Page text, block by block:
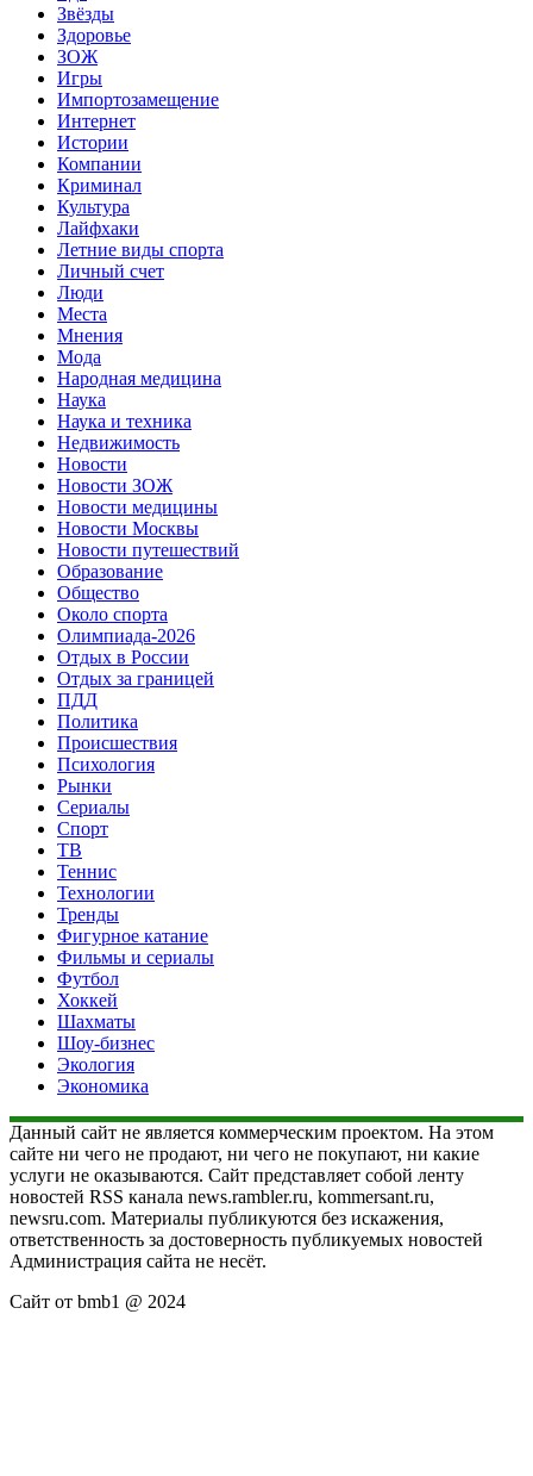
Звёзды
Здоровье
ЗОЖ
Игры
Импортозамещение
Интернет
Истории
Компании
Криминал
Культура
Лайфхаки
Летние виды спорта
Личный счет
Люди
Места
Мнения
Мода
Народная медицина
Наука
Наука и техника
Недвижимость
Новости
Новости ЗОЖ
Новости медицины
Новости Москвы
Новости путешествий
Образование
Общество
Около спорта
Олимпиада-2026
Отдых в России
Отдых за границей
ПДД
Политика
Происшествия
Психология
Рынки
Сериалы
Спорт
ТВ
Теннис
Технологии
Тренды
Фигурное катание
Фильмы и сериалы
Футбол
Хоккей
Шахматы
Шоу-бизнес
Экология
Экономика
Данный сайт не является коммерческим проектом. На этом
сайте ни чего не продают, ни чего не покупают, ни какие
услуги не оказываются. Сайт представляет собой ленту
новостей RSS канала news.rambler.ru, kommersant.ru,
newsru.com. Материалы публикуются без искажения,
ответственность за достоверность публикуемых новостей
Администрация сайта не несёт.
Сайт от bmb1 @ 2024